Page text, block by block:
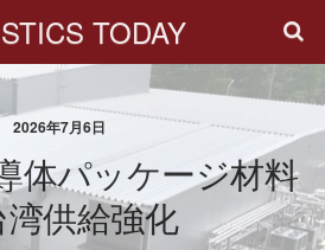
TODAY
2026年7月6日
体パッケージ材料
供給強化